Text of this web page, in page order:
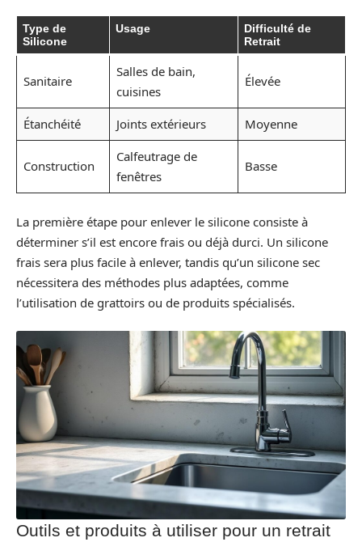
Type de
Silicone
Usage
Difficulté de
Retrait
Sanitaire
Salles de bain,
cuisines
Élevée
Étanchéité Joints extérieurs Moyenne
Construction
Calfeutrage de
fenêtres
Basse
La première étape pour enlever le silicone consiste à
déterminer s’il est encore frais ou déjà durci. Un silicone
frais sera plus facile à enlever, tandis qu’un silicone sec
nécessitera des méthodes plus adaptées, comme
l’utilisation de grattoirs ou de produits spécialisés.
Outils et produits à utiliser pour un retrait